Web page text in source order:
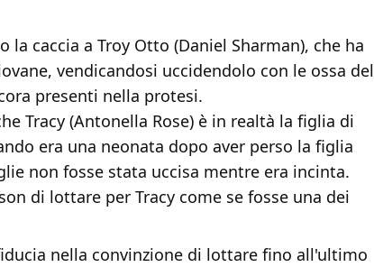
la caccia a Troy Otto (Daniel Sharman), che ha
vendicandosi uccidendolo con le ossa del
presenti nella protesi.
Tracy (Antonella Rose) è in realtà la figlia di
era una neonata dopo aver perso la figlia
non fosse stata uccisa mentre era incinta.
di lottare per Tracy come se fosse una dei
nella convinzione di lottare fino all'ultimo